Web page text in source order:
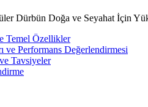
Dürbün Doğa ve Seyahat İçin
Temel Özellikler
ve Performans Değerlendirmesi
Tavsiyeler